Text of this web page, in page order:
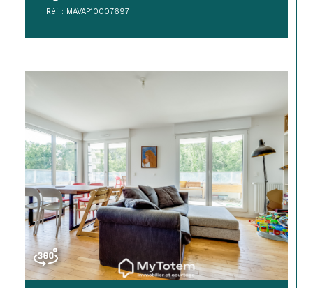
Réf : MAVAP10007697